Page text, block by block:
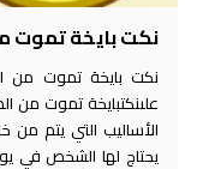
نكت بايخة تموت من الضحك 2024
نكت بايخة تموت من
علىنكتبايخة تموت من
الأساليب التي يتم من
يحتاج لها الشخص في